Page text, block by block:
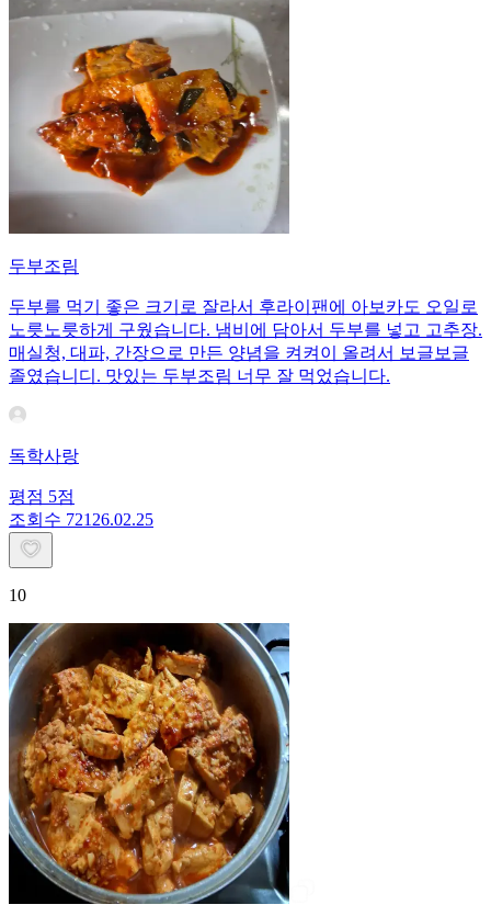
두부조림
두부를 먹기 좋은 크기로 잘라서 후라이팬에 아보카도 오일로
노릇노릇하게 구웠습니다. 냄비에 담아서 두부를 넣고 고추장.
매실청, 대파, 간장으로 만든 양념을 켜켜이 올려서 보글보글
졸였습니디. 맛있는 두부조림 너무 잘 먹었습니다.
독학사랑
평점 5점
조회수 721 26.02.25
10